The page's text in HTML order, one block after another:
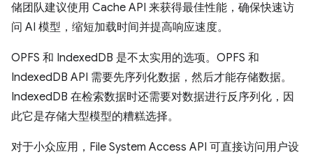
储团队建议使用 Cache API 来获得最佳性能，确保快速访
问 AI 模型，缩短加载时间并提高响应速度。
OPFS 和 IndexedDB 是不太实用的选项。OPFS 和
IndexedDB API 需要先序列化数据，然后才能存储数据。
IndexedDB 在检索数据时还需要对数据进行反序列化，因
此它是存储大型模型的糟糕选择。
对于小众应用，File System Access API 可直接访问用户设